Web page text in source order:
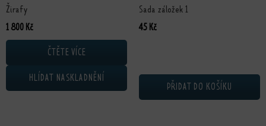
Žirafy
1 800 Kč
ČTĚTE VÍCE
HLÍDAT NASKLADNĚNÍ
Sada záložek 1
45 Kč
PŘIDAT DO KOŠÍKU